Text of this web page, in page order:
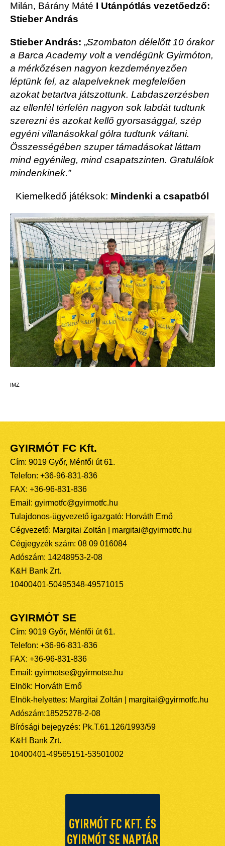
Milán, Bárány Máté I Utánpótlás vezetőedző:
Stieber András
Stieber András: „Szombaton délelőtt 10 órakor
a Barca Academy volt a vendégünk Gyirmóton,
a mérkőzésen nagyon kezdeményezően
léptünk fel, az alapelveknek megfelelően
azokat betartva játszottunk. Labdaszerzésben
az ellenfél térfelén nagyon sok labdát tudtunk
szerezni és azokat kellő gyorsasággal, szép
egyéni villanásokkal gólra tudtunk váltani.
Összességében szuper támadásokat láttam
mind egyénileg, mind csapatszinten. Gratulálok
mindenkinek.”
Kiemelkedő játéksok: Mindenki a csapatból
IMZ
GYIRMÓT FC Kft.
Cím: 9019 Győr, Ménfői út 61.
Telefon: +36-96-831-836
FAX: +36-96-831-836
Email: gyirmotfc@gyirmotfc.hu
Tulajdonos-ügyvezető igazgató: Horváth Ernő
Cégvezető: Margitai Zoltán | margitai@gyirmotfc.hu
Cégjegyzék szám: 08 09 016084
Adószám: 14248953-2-08
K&H Bank Zrt.
10400401-50495348-49571015
GYIRMÓT SE
Cím: 9019 Győr, Ménfői út 61.
Telefon: +36-96-831-836
FAX: +36-96-831-836
Email: gyirmotse@gyirmotse.hu
Elnök: Horváth Ernő
Elnök-helyettes: Margitai Zoltán | margitai@gyirmotfc.hu
Adószám:18525278-2-08
Bírósági bejegyzés: Pk.T.61.126/1993/59
K&H Bank Zrt.
10400401-49565151-53501002